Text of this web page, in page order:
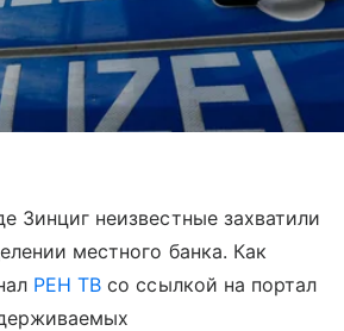
Зинциг неизвестные захватили
местного банка. Как
РЕН ТВ со ссылкой на портал